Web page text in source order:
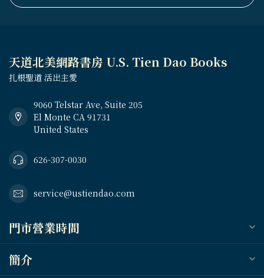
天道北美網路書房 U.S. Tien Dao Books
扎根聖道 活出主愛
9060 Telstar Ave, Suite 205
El Monte CA 91731
United States
626-307-0030
service@ustiendao.com
門市營業時間
簡介